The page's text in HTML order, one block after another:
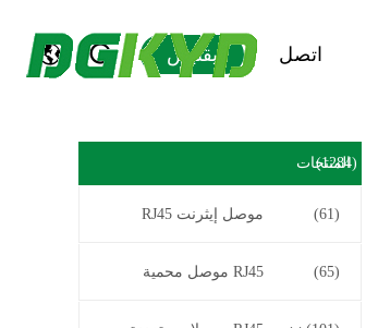
اتصل يقتبس
المنتجات(1284)
موصل إيثرنت RJ45 (61)
RJ45 موصل محمية (65)